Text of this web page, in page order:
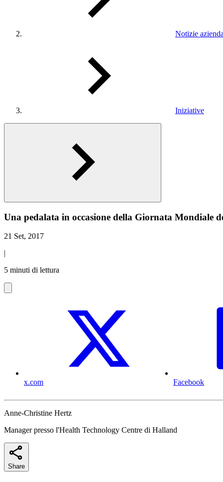
Notizie
Iniziative
Una pedalata in occasione della Giornata Mondiale
21 Set, 2017
|
5 minuti di lettura
x.com Facebook
Anne-Christine Hertz
Manager presso l'Health Technology Centre di Halland
Share